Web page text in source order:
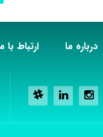
درباره ما ارتباط با